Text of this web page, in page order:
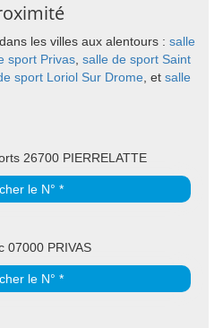
les villes aux alentours : salle
sport Privas salle de sport Saint
sport Loriol Sur Drome , et salle
26700 PIERRELATTE
le N° *
07000 PRIVAS
le N° *